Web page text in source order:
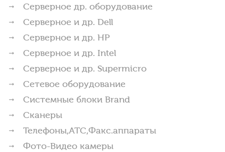
Серверное др. оборудование
Серверное и др. Dell
Серверное и др. HP
Серверное и др. Intel
Серверное и др. Supermicro
Сетевое оборудование
Системные блоки Brand
Сканеры
Телефоны,АТС,Факс.аппараты
Фото-Видео камеры